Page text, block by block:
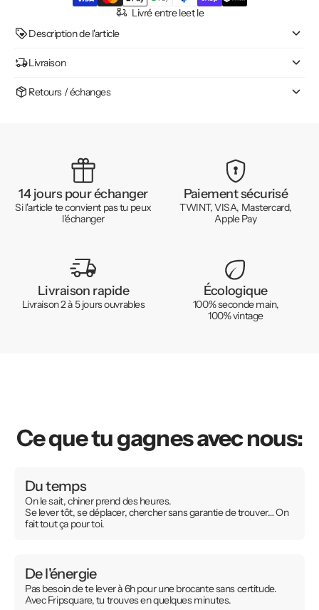
Livré entre leet le
Description de l'article
Livraison
Retours / échanges
14 jours pour échanger
Si l'article te convient pas tu peux
l'échanger
Paiement sécurisé
TWINT, VISA, Mastercard,
Apple Pay
Livraison rapide
Livraison 2 à 5 jours ouvrables
Écologique
100% seconde main,
100% vintage
Ce que tu gagnes avec nous:
Du temps
On le sait, chiner prend des heures.
Se lever tôt, se déplacer, chercher sans garantie de trouver… On
fait tout ça pour toi.
De l'énergie
Pas besoin de te lever à 6h pour une brocante sans certitude.
Avec Fripsquare, tu trouves en quelques minutes.